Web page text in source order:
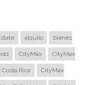
alquilo bienes
CityMax CityMax
Rica CityMax